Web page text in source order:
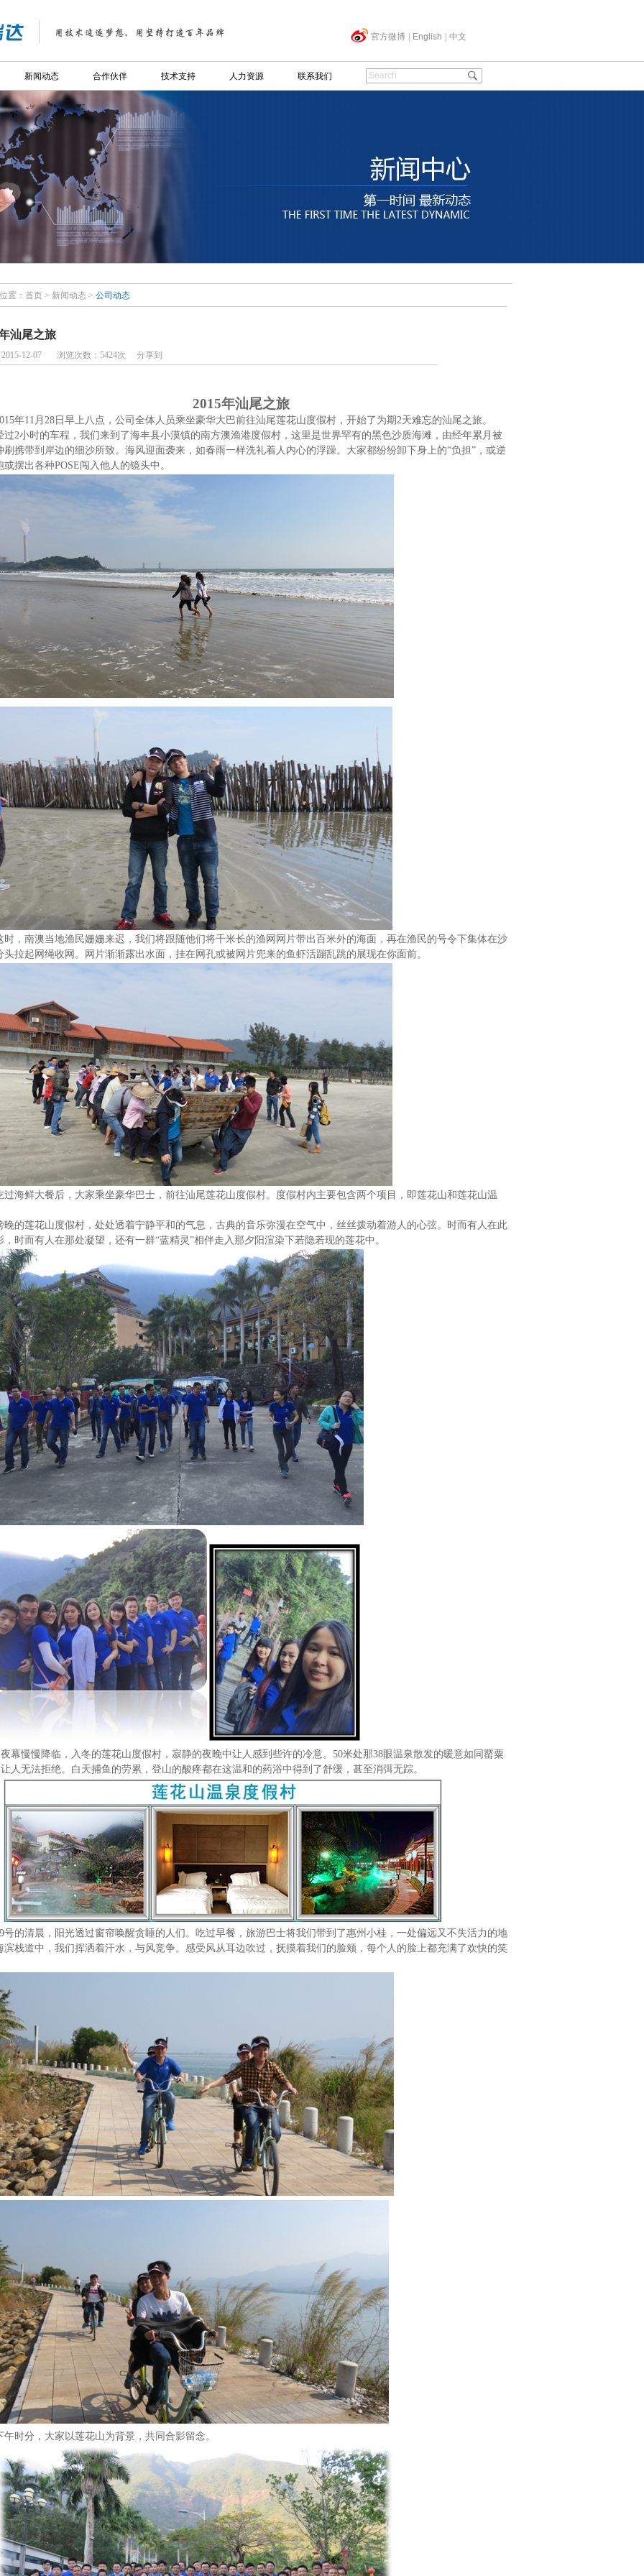
官方微博 English 中文
新闻动态 合作伙伴 技术支持 人力资源 联系我们
置： 首页 > 新闻动态 > 公司动态
汕尾之旅
2015-12-07 浏览次数： 5424次 分享到
2015年汕尾之旅
年11 月 28 日早上八点，公司全体人员乘坐豪华大巴前往汕尾莲花山度假村，开始了为期2天难忘的汕尾之旅。
过2小时的车程，我们来到了海丰县小漠镇的南方澳渔港度假村，这里是世界罕有的黑色沙质海滩，由经年累月被
刷携带到岸边的细沙所致。海风迎面袭来，如春雨一样洗礼着人内心的浮躁。大家都纷纷卸下身上的“负担”，或逆
或摆出各种POSE闯入他人的镜头中。
时，南澳当地渔民姗姗来迟，我们将跟随他们将千米长的渔网网片带出百米外的海面，再在渔民的号令下集体在沙
头拉起网绳收网。网片渐渐露出水面，挂在网孔或被网片兜来的鱼虾活蹦乱跳的展现在你面前。
过海鲜大餐后，大家乘坐豪华巴士，前往汕尾莲花山度假村。度假村内主要包含两个项目，即莲花山和莲花山温
晚的莲花山度假村，处处透着宁静平和的气息，古典的音乐弥漫在空气中，丝丝拨动着游人的心弦。时而有人在此
，时而有人在那处凝望，还有一群“蓝精灵”相伴走入那夕阳渲染下若隐若现的莲花中。
夜幕慢慢降临，入冬的莲花山度假村，寂静的夜晚中让人感到些许的冷意。50米处那38眼温泉散发的暖意如同罂粟
人无法拒绝。白天捕鱼的劳累，登山的酸疼都在这温和的药浴中得到了舒缓，甚至消弭无踪。
号的清晨，阳光透过窗帘唤醒贪睡的人们。吃过早餐，旅游巴士将我们带到了惠州小桂，一处偏远又不失活力的地
滨栈道中，我们挥洒着汗水，与风竞争。感受风从耳边吹过，抚摸着我们的脸颊，每个人的脸上都充满了欢快的笑
午时分，大家以莲花山为背景，共同合影留念。